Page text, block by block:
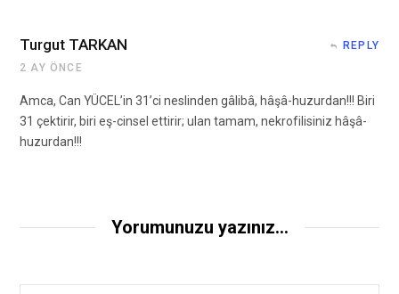
Turgut TARKAN
2 AY ÖNCE
REPLY
Amca, Can YÜCEL’in 31’ci neslinden gâlibâ, hâşâ-huzurdan!!! Biri
31 çektirir, biri eş-cinsel ettirir; ulan tamam, nekrofilisiniz hâşâ-
huzurdan!!!
Yorumunuzu yazınız...